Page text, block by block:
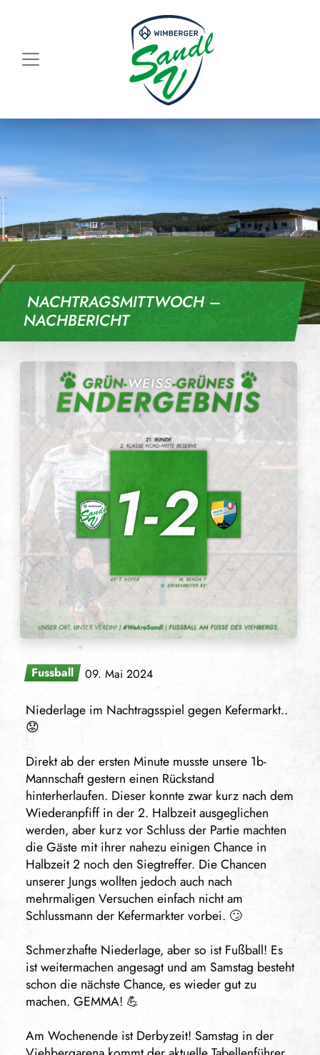
NACHTRAGSMITTWOCH –
NACHBERICHT
Fussball 09. Mai 2024
Niederlage im Nachtragsspiel gegen Kefermarkt..
😟
Direkt ab der ersten Minute musste unsere 1b-
Mannschaft gestern einen Rückstand
hinterherlaufen. Dieser konnte zwar kurz nach dem
Wiederanpfiff in der 2. Halbzeit ausgeglichen
werden, aber kurz vor Schluss der Partie machten
die Gäste mit ihrer nahezu einigen Chance in
Halbzeit 2 noch den Siegtreffer. Die Chancen
unserer Jungs wollten jedoch auch nach
mehrmaligen Versuchen einfach nicht am
Schlussmann der Kefermarkter vorbei. 🙄
Schmerzhafte Niederlage, aber so ist Fußball! Es
ist weitermachen angesagt und am Samstag besteht
schon die nächste Chance, es wieder gut zu
machen. GEMMA! 💪
Am Wochenende ist Derbyzeit! Samstag in der